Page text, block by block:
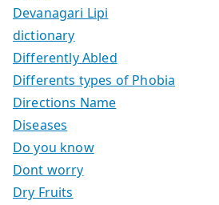
Devanagari Lipi
dictionary
Differently Abled
Differents types of Phobia
Directions Name
Diseases
Do you know
Dont worry
Dry Fruits